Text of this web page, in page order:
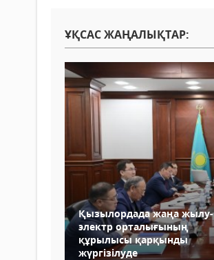
ҰҚСАС ЖАҢАЛЫҚТАР:
Қызылордада жаңа жылу-
электр орталығының
құрылысы қарқынды
жүргізілуде